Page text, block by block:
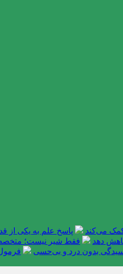
کمک می‌کند پاسخ علم به یکی
دهد
فقط شیر نیست؛
بدون درد و بی‌حسی